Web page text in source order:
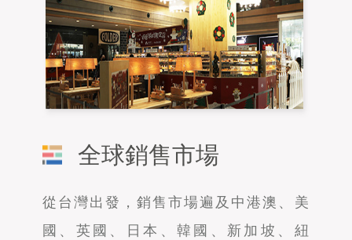
全球銷售市場
從台灣出發，銷售市場遍及中港澳、美
國、英國、日本、韓國、新加坡、紐